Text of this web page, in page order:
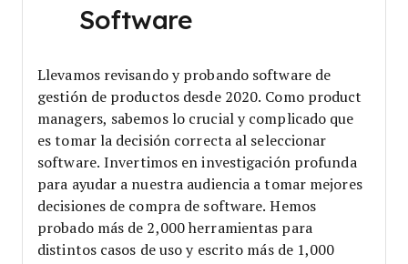
Software
Llevamos revisando y probando software de
gestión de productos desde 2020. Como product
managers, sabemos lo crucial y complicado que
es tomar la decisión correcta al seleccionar
software. Invertimos en investigación profunda
para ayudar a nuestra audiencia a tomar mejores
decisiones de compra de software. Hemos
probado más de 2,000 herramientas para
distintos casos de uso y escrito más de 1,000